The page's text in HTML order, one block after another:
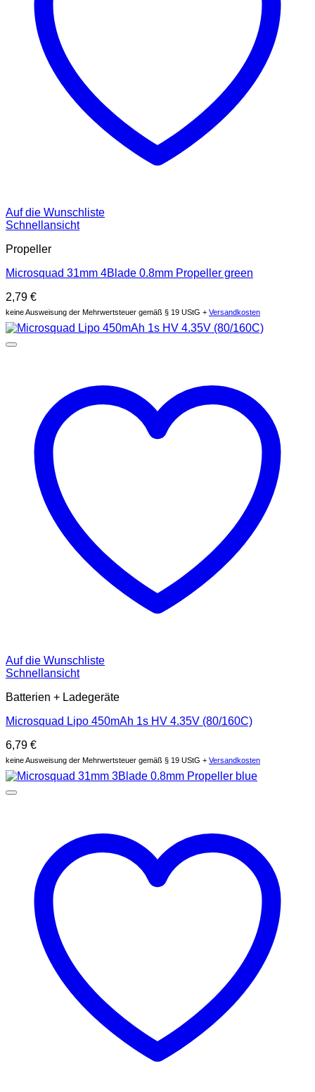
Auf die Wunschliste
Schnellansicht
Propeller
Microsquad 31mm 4Blade 0.8mm Propeller green
2,79 €
keine Ausweisung der Mehrwertsteuer gemäß § 19 UStG + Versandkosten
Auf die Wunschliste
Schnellansicht
Batterien + Ladegeräte
Microsquad Lipo 450mAh 1s HV 4.35V (80/160C)
6,79 €
keine Ausweisung der Mehrwertsteuer gemäß § 19 UStG + Versandkosten